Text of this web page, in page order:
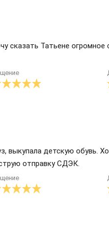
сказать Татьене огромное
выкупала детскую обувь.
отправку СДЭК.